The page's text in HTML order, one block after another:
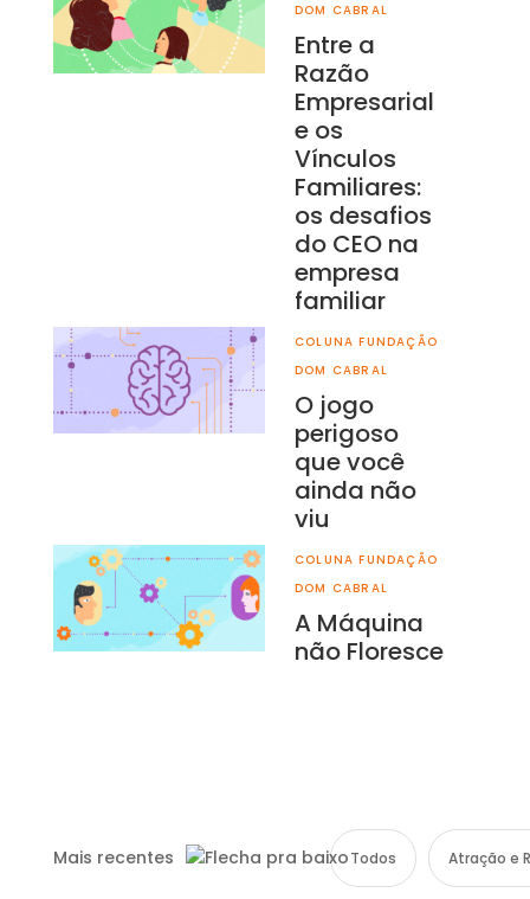
Entre a
Razão
Empresarial
e os
Vínculos
Familiares:
os desafios
do CEO na
empresa
familiar
DOM CABRAL
O jogo
perigoso
que você
ainda não
viu
COLUNA FUNDAÇÃO
DOM CABRAL
A Máquina
não Floresce
COLUNA FUNDAÇÃO
DOM CABRAL
Mais recentes Todos Atração e